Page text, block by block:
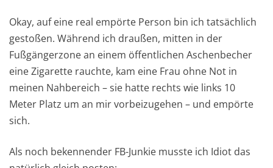
Okay, auf eine real empörte Person bin ich tatsächlich
gestoßen. Während ich draußen, mitten in der
Fußgängerzone an einem öffentlichen Aschenbecher
eine Zigarette rauchte, kam eine Frau ohne Not in
meinen Nahbereich – sie hatte rechts wie links 10
Meter Platz um an mir vorbeizugehen – und empörte
sich.
Als noch bekennender FB-Junkie musste ich Idiot das